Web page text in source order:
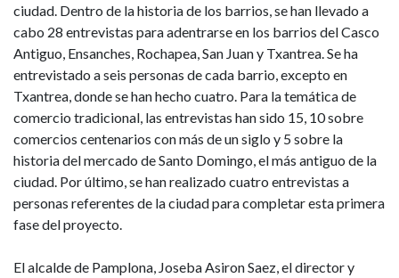
ciudad. Dentro de la historia de los barrios, se han llevado a
cabo 28 entrevistas para adentrarse en los barrios del Casco
Antiguo, Ensanches, Rochapea, San Juan y Txantrea. Se ha
entrevistado a seis personas de cada barrio, excepto en
Txantrea, donde se han hecho cuatro. Para la temática de
comercio tradicional, las entrevistas han sido 15, 10 sobre
comercios centenarios con más de un siglo y 5 sobre la
historia del mercado de Santo Domingo, el más antiguo de la
ciudad. Por último, se han realizado cuatro entrevistas a
personas referentes de la ciudad para completar esta primera
fase del proyecto.
El alcalde de Pamplona, Joseba Asiron Saez, el director y